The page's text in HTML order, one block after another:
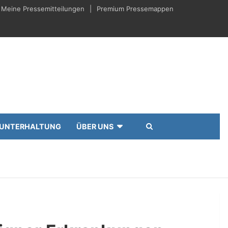
Meine Pressemitteilungen Premium Pressemappen
UNTERHALTUNG ÜBER UNS